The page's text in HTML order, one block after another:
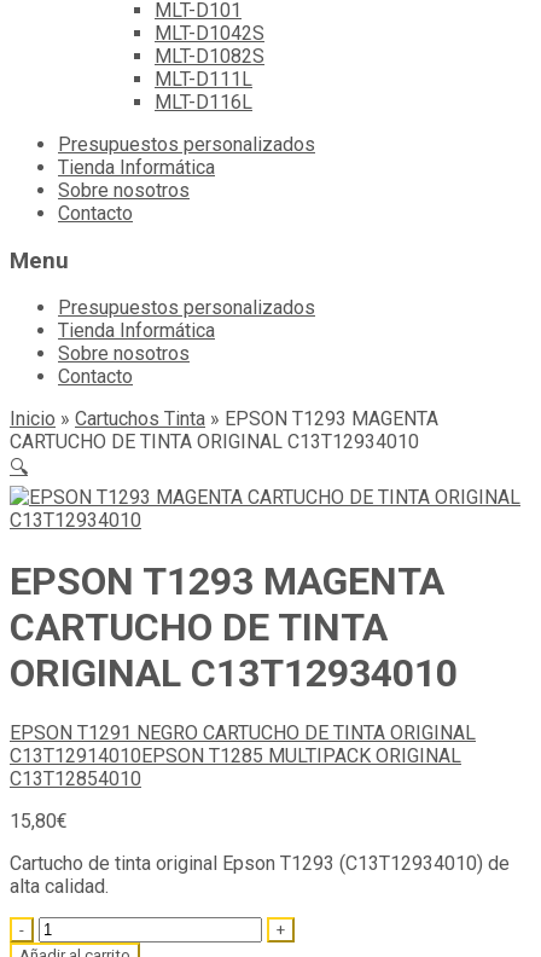
MLT-D101
MLT-D1042S
MLT-D1082S
MLT-D111L
MLT-D116L
Skip
content
Presupuestos personalizados
Tienda Informática
Sobre nosotros
Contacto
Menu
Presupuestos personalizados
Tienda Informática
Sobre nosotros
Contacto
Inicio » Cartuchos Tinta » EPSON T1293 MAGENTA
CARTUCHO DE TINTA ORIGINAL C13T12934010
🔍
EPSON T1293 MAGENTA
CARTUCHO DE TINTA
ORIGINAL C13T12934010
EPSON T1291 NEGRO CARTUCHO DE TINTA ORIGINAL
C13T12914010 EPSON T1285 MULTIPACK ORIGINAL
C13T12854010
15,80€
Cartucho de tinta original Epson T1293 (C13T12934010) de
alta calidad.
Quantity